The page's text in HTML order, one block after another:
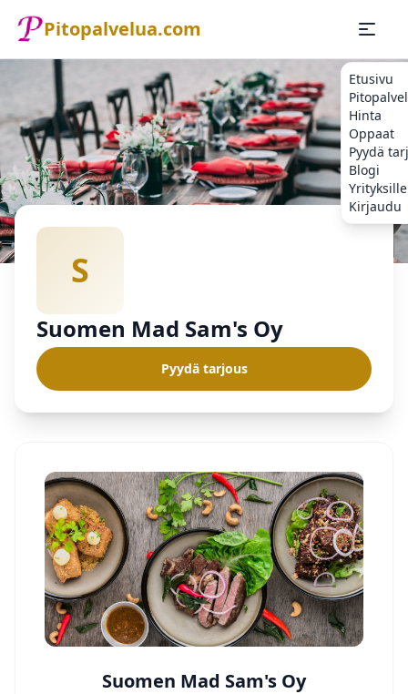
Pitopalvelua.com
Etusivu
Hinta
Oppaat
Pyydä
Blogi
Yrityksille
Kirjaudu
Etusivu
Pitopalvelu
S
Suomen Mad Sam's Oy
Pyydä tarjous
Suomen Mad Sam's Oy